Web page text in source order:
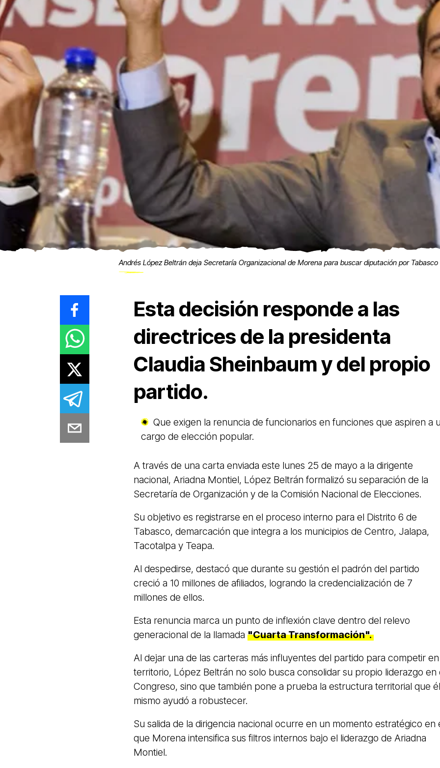
Andrés López Beltrán deja Secretaría Organizacional de Morena para buscar diputación por Tabasco
Esta decisión responde a las
directrices de la presidenta
Claudia Sheinbaum y del propio
partido.
Que exigen la renuncia de funcionarios en funciones que aspiren a
cargo de elección popular.
A través de una carta enviada este lunes 25 de mayo a la dirigente
nacional, Ariadna Montiel, López Beltrán formalizó su separación de la
Secretaría de Organización y de la Comisión Nacional de Elecciones.
Su objetivo es registrarse en el proceso interno para el Distrito 6 de
Tabasco, demarcación que integra a los municipios de Centro, Jalapa,
Tacotalpa y Teapa.
Al despedirse, destacó que durante su gestión el padrón del partido
creció a 10 millones de afiliados, logrando la credencialización de 7
millones de ellos.
Esta renuncia marca un punto de inflexión clave dentro del relevo
generacional de la llamada "Cuarta Transformación".
Al dejar una de las carteras más influyentes del partido para competir en
territorio, López Beltrán no solo busca consolidar su propio liderazgo en
Congreso, sino que también pone a prueba la estructura territorial que él
mismo ayudó a robustecer.
Su salida de la dirigencia nacional ocurre en un momento estratégico en
que Morena intensifica sus filtros internos bajo el liderazgo de Ariadna
Montiel.